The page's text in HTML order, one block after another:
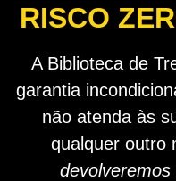
RISCO
A Biblioteca de
garantia
não atenda às
qualquer outro